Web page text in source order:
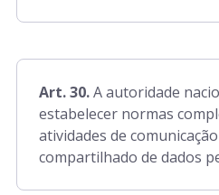
Art. 30.A autoridade
estabelecer normas
atividades de
compartilhado de dados